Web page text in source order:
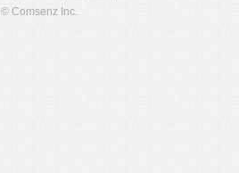
© Comsenz Inc.